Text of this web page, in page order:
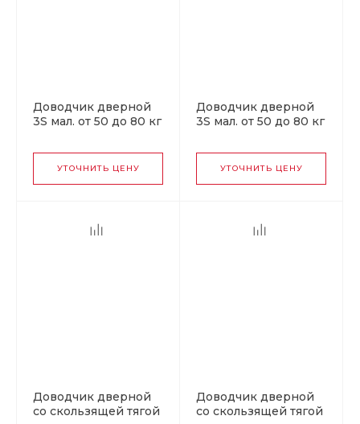
Доводчик дверной
3S мал. от 50 до 80 кг
УТОЧНИТЬ ЦЕНУ
Доводчик дверной
3S мал. от 50 до 80 кг
УТОЧНИТЬ ЦЕНУ
Доводчик дверной
со скользящей тягой
Доводчик дверной
со скользящей тягой